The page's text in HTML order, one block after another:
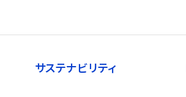
サステナビリティ